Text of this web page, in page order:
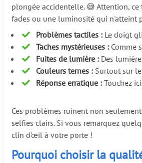
plongée accidentelle. 😅 Attention,
fades ou une luminosité qui n'atteint
Problèmes tactiles : Le doigt
Taches mystérieuses : Comme
Fuites de lumière : Des
Couleurs ternes : Surtout sur
Réponse erratique : Touchez
Ces problèmes ruinent non
selfies clairs. Si vous remarquez
clin d'œil à votre porte !
Pourquoi choisir la